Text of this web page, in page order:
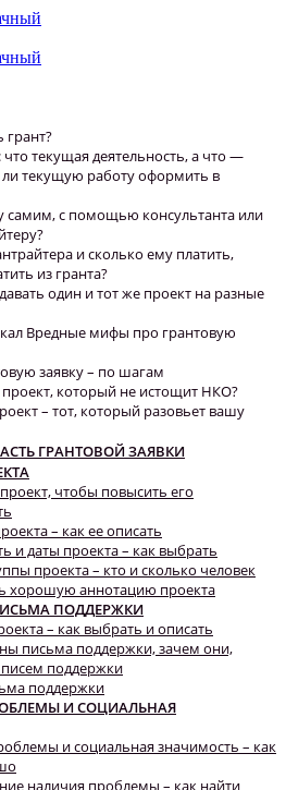
грант?
что текущая деятельность, а что —
текущую работу оформить в
самим, с помощью консультанта или
и сколько ему платить,
из гранта?
один и тот же проект на разные
Вредные мифы про грантовую
заявку – по шагам
проект, который не истощит НКО?
– тот, который разовьет вашу
ГРАНТОВОЙ ЗАЯВКИ
чтобы повысить его
– как ее описать
и даты проекта – как выбрать
проекта – кто и сколько человек
хорошую аннотацию проекта
ПОДДЕРЖКИ
– как выбрать и описать
письма поддержки, зачем они,
поддержки
поддержки
И СОЦИАЛЬНАЯ
и социальная значимость – как
наличия проблемы – как найти